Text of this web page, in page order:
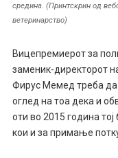
средина. (Принтскрин од
ветеринарство)
Вицепремиерот за
заменик-директорот
Фирус Мемед треба да
оглед на тоа дека и
оти во 2015 година
кои и за примање